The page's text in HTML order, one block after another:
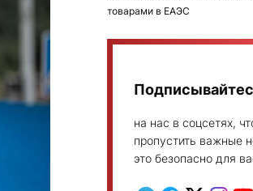
товарами в ЕАЭС
на нас в соцсетях,
пропустить важные
это безопасно для